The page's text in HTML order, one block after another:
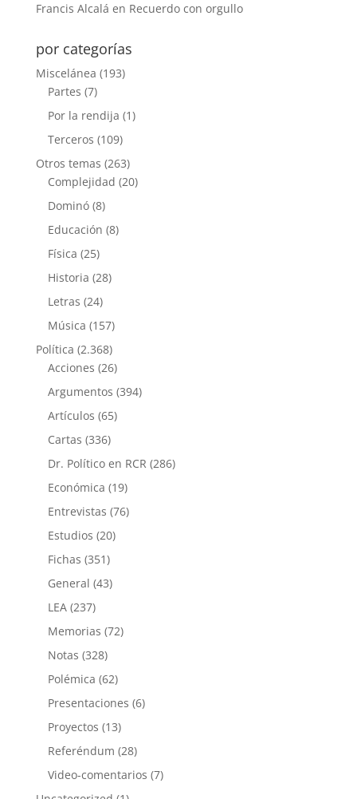
Francis Alcalá en Recuerdo con orgullo
por categorías
Miscelánea (193)
Partes (7)
Por la rendija (1)
Terceros (109)
Otros temas (263)
Complejidad (20)
Dominó(8)
Educación (8)
Física (25)
Historia (28)
Letras (24)
Música (157)
Política (2.368)
Acciones (26)
Argumentos (394)
Artículos (65)
Cartas (336)
Dr. Político en RCR (286)
Económica (19)
Entrevistas (76)
Estudios (20)
Fichas (351)
General (43)
LEA(237)
Memorias (72)
Notas (328)
Polémica (62)
Presentaciones (6)
Proyectos (13)
Referéndum (28)
Video-comentarios (7)